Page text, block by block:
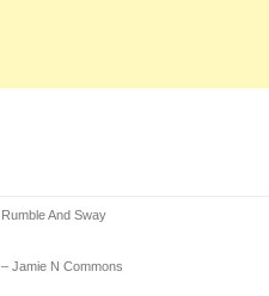
Rumble And Sway
– Jamie N Commons